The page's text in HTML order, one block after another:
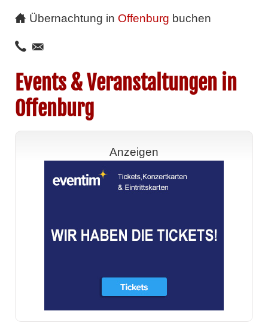
Übernachtung in Offenburg buchen
Events & Veranstaltungen in
Offenburg
Anzeigen